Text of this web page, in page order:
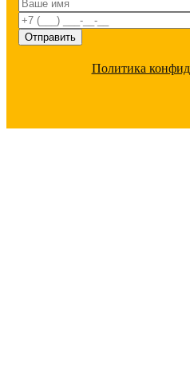
Политика